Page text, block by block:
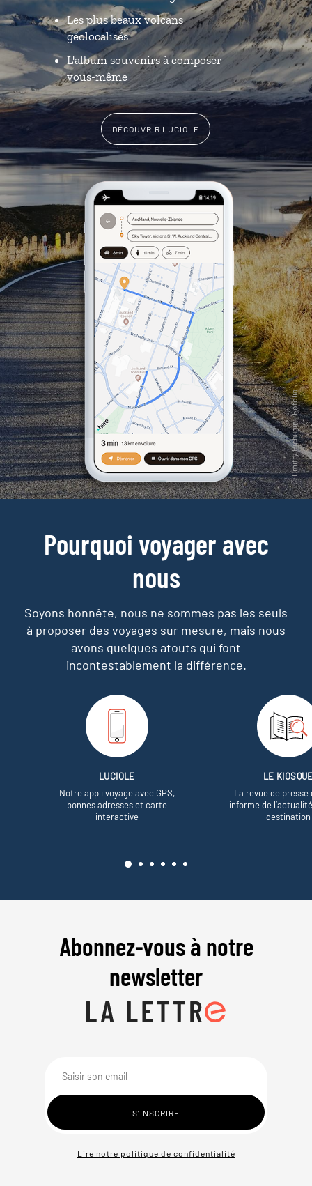
Les plus beaux volcans
géolocalisés
L'album souvenirs à composer
vous-même
DÉCOUVRIR LUCIOLE
Pourquoi voyager avec
nous
Soyons honnête, nous ne sommes pas les seuls
à proposer des voyages sur mesure, mais nous
avons quelques atouts qui font
incontestablement la différence.
LUCIOLE
Notre appli voyage avec GPS,
bonnes adresses et carte
interactive
LE
La revue de presse
informe de
destination
Abonnez-vous à notre
newsletter
Lire notre politique de confidentialité